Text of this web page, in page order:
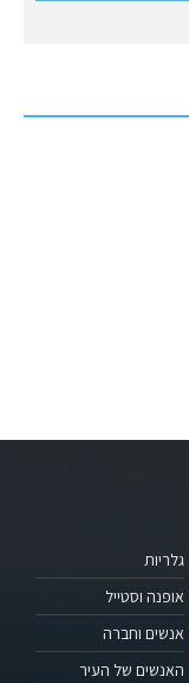
גלריות
אופנה וסטייל
אנשים וחברה
האנשים של העיר